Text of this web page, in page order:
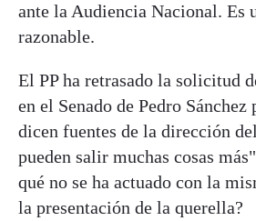
ante la Audiencia Nacional. Es
razonable.
El PP ha retrasado la solicitud
en el Senado de Pedro Sánchez
dicen fuentes de la dirección
pueden salir muchas cosas
qué no se ha actuado con la
la presentación de la querella?